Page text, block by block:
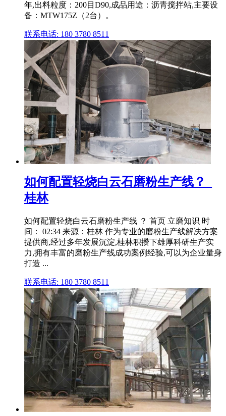
年,出料粒度：200目D90,成品用途：沥青搅拌站,主要设
备：MTW175Z（2台）。
联系电话: 180 3780 8511
如何配置轻烧白云石磨粉生产线？_
桂林
如何配置轻烧白云石磨粉生产线 ？ 首页 立磨知识 时
间： 02:34 来源：桂林 作为专业的磨粉生产线解决方案
提供商,经过多年发展沉淀,桂林积攒下雄厚科研生产实
力,拥有丰富的磨粉生产线成功案例经验,可以为企业量身
打造 ...
联系电话: 180 3780 8511